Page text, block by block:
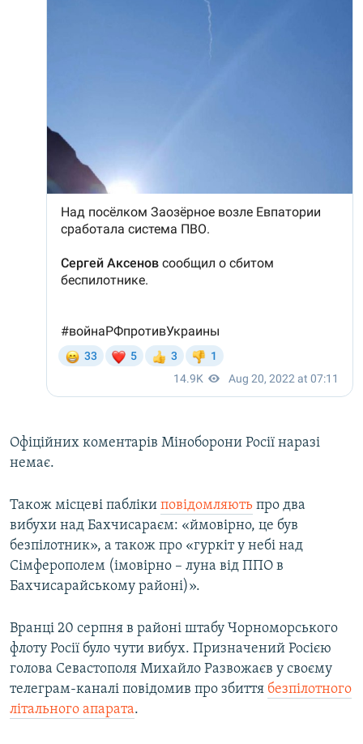
Офіційних коментарів Міноборони Росії наразі
немає.
Також місцеві пабліки повідомляють про два
вибухи над Бахчисараєм: «ймовірно, це був
безпілотник», а також про «гуркіт у небі над
Сімферополем (імовірно – луна від ППО в
Бахчисарайському районі)».
Вранці 20 серпня в районі штабу Чорноморського
флоту Росії було чути вибух. Призначений Росією
голова Севастополя Михайло Развожаєв у своєму
телеграм-каналі повідомив про збиття безпілотного
літального апарата.